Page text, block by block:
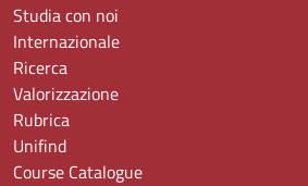
Studia con noi
Internazionale
Ricerca
Valorizzazione
Rubrica
Unifind
Course Catalogue